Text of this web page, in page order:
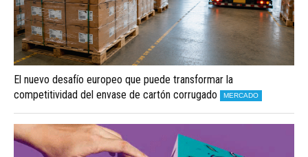
El nuevo desafío europeo que puede transformar la
competitividad del envase de cartón corrugado
MERCADO